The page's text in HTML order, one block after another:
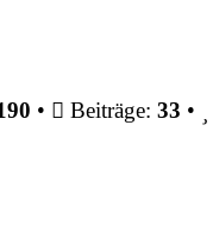
• Beiträge: 33 •